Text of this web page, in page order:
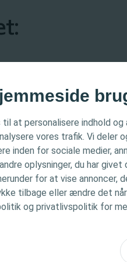
til at personalisere indhold
vores trafik. Vi deler
inden for sociale medier,
oplysninger, du har
for at vise annoncer,
tilbage eller ændre det når
og privatlivspolitik for
er kun beregnet til
og
yder ikke medicinsk
Du kan finde
(IFU) inden
konsensus om
the gap to promote